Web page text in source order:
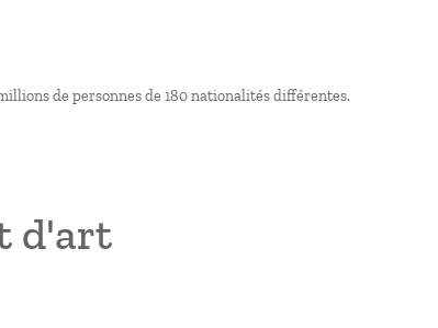
de personnes de 180 nationalités différentes.
d'art